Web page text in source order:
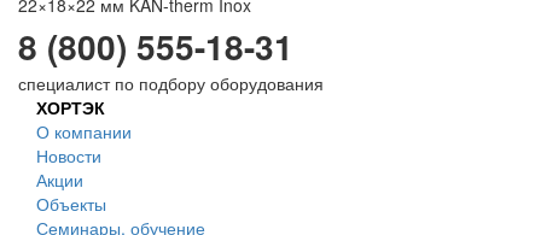
22×18×22 мм KAN-therm Inox
8 (800) 555-18-31
специалист по подбору оборудования
ХОРТЭК
О компании
Новости
Акции
Объекты
Семинары, обучение